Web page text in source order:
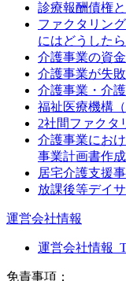
診療報酬債権
ファクタリン
にはどうした
介護事業の資
介護事業が失
介護事業・介
福祉医療機構
2社間ファクタ
介護事業にお
事業計画書作
居宅介護支援
放課後等デイ
運営会社情報
運営会社情報
免責事項：